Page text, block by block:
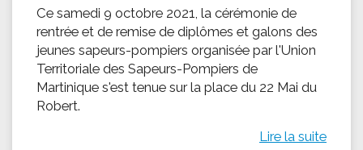
Ce samedi 9 octobre 2021, la cérémonie de
rentrée et de remise de diplômes et galons des
jeunes sapeurs-pompiers organisée par l'Union
Territoriale des Sapeurs-Pompiers de
Martinique s'est tenue sur la place du 22 Mai du
Robert.
Lire la suite